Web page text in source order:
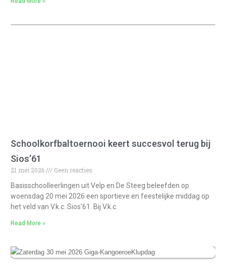
Schoolkorfbaltoernooi keert succesvol terug bij
Sios’61
21 mei 2026
Geen reacties
Basisschoolleerlingen uit Velp en De Steeg beleefden op
woensdag 20 mei 2026 een sportieve en feestelijke middag op
het veld van V.k.c. Sios’61. Bij V.k.c.
Read More »